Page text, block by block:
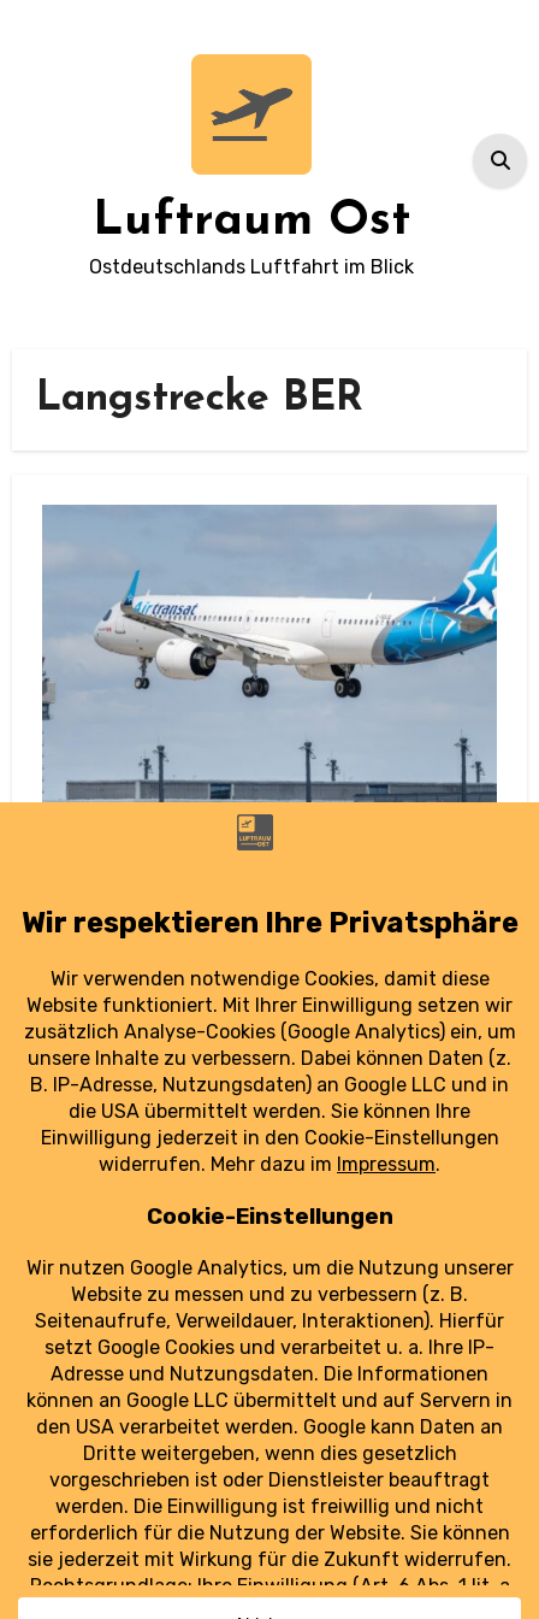
Luftraum Ost
Ostdeutschlands Luftfahrt im Blick
Langstrecke BER
fliegt nonstop nach Toronto
21. Juni 2025
Kanada nonstop: Air Transat verbindet Berlin
seit Kurzem direkt mit Toronto – ein
Hoffnungsschimmer für den
Langstreckenausbau am BER. Was die neue
bedeutet.
weiterlesen